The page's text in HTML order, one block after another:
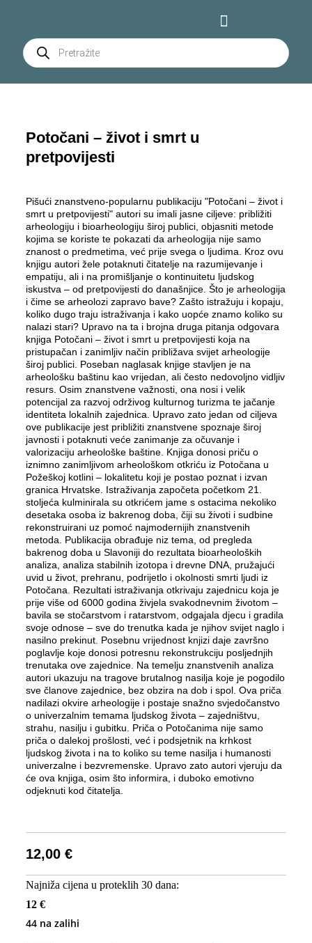
Potočani – život i smrt u
pretpovijesti
Pišući znanstveno-popularnu publikaciju "Potočani – život i
smrt u pretpovijesti" autori su imali jasne ciljeve: približiti
arheologiju i bioarheologiju široj publici, objasniti metode
kojima se koriste te pokazati da arheologija nije samo
znanost o predmetima, već prije svega o ljudima. Kroz ovu
knjigu autori žele potaknuti čitatelje na razumijevanje i
empatiju, ali i na promišljanje o kontinuitetu ljudskog
iskustva – od pretpovijesti do današnjice. Što je arheologija
i čime se arheolozi zapravo bave? Zašto istražuju i kopaju,
koliko dugo traju istraživanja i kako uopće znamo koliko su
nalazi stari? Upravo na ta i brojna druga pitanja odgovara
knjiga Potočani – život i smrt u pretpovijesti koja na
pristupačan i zanimljiv način približava svijet arheologije
široj publici. Poseban naglasak knjige stavljen je na
arheološku baštinu kao vrijedan, ali često nedovoljno vidljiv
resurs. Osim znanstvene važnosti, ona nosi i velik
potencijal za razvoj održivog kulturnog turizma te jačanje
identiteta lokalnih zajednica. Upravo zato jedan od ciljeva
ove publikacije jest približiti znanstvene spoznaje široj
javnosti i potaknuti veće zanimanje za očuvanje i
valorizaciju arheološke baštine. Knjiga donosi priču o
iznimno zanimljivom arheološkom otkriću iz Potočana u
Požeškoj kotlini – lokalitetu koji je postao poznat i izvan
granica Hrvatske. Istraživanja započeta početkom 21.
stoljeća kulminirala su otkrićem jame s ostacima nekoliko
desetaka osoba iz bakrenog doba, čiji su životi i sudbine
rekonstruirani uz pomoć najmodernijih znanstvenih
metoda. Publikacija obrađuje niz tema, od pregleda
bakrenog doba u Slavoniji do rezultata bioarheoloških
analiza, analiza stabilnih izotopa i drevne DNA, pružajući
uvid u život, prehranu, podrijetlo i okolnosti smrti ljudi iz
Potočana. Rezultati istraživanja otkrivaju zajednicu koja je
prije više od 6000 godina živjela svakodnevnim životom –
bavila se stočarstvom i ratarstvom, odgajala djecu i gradila
svoje odnose – sve do trenutka kada je njihov svijet naglo i
nasilno prekinut. Posebnu vrijednost knjizi daje završno
poglavlje koje donosi potresnu rekonstrukciju posljednjih
trenutaka ove zajednice. Na temelju znanstvenih analiza
autori ukazuju na tragove brutalnog nasilja koje je pogodilo
sve članove zajednice, bez obzira na dob i spol. Ova priča
nadilazi okvire arheologije i postaje snažno svjedočanstvo
o univerzalnim temama ljudskog života – zajedništvu,
strahu, nasilju i gubitku. Priča o Potočanima nije samo
priča o dalekoj prošlosti, već i podsjetnik na krhkost
ljudskog života i na to koliko su teme nasilja i humanosti
univerzalne i bezvremenske. Upravo zato autori vjeruju da
će ova knjiga, osim što informira, i duboko emotivno
odjeknuti kod čitatelja.
12,00€
Najniža cijena u proteklih 30 dana:
12 €
44 na zalihi